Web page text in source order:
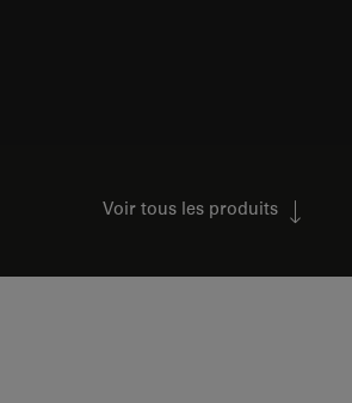
Voir tous les produits